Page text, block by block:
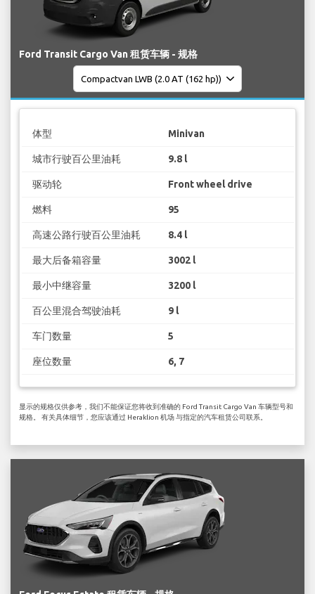
Ford Transit Cargo Van 租赁车辆 - 规格
体型 Minivan
城市行驶百公里油耗 9.8 l
驱动轮 Front wheel drive
燃料 95
高速公路行驶百公里油耗 8.4 l
最大后备箱容量 3002 l
最小中继容量 3200 l
百公里混合驾驶油耗 9 l
车门数量 5
座位数量 6, 7
显示的规格仅供参考，我们不能保证您将收到准确的 Ford Transit Cargo Van 车辆型号和
规格。 有关具体细节，您应该通过 Heraklion 机场 与指定的汽车租赁公司联系。